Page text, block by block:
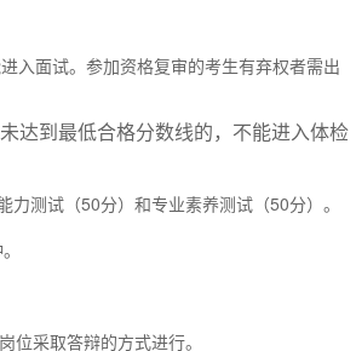
面试。参加资格复审的考生有弃权者需出
达到最低合格分数线的，不能进入体检
力测试（50分）和专业素养测试（50分）。
采取答辩的方式进行。